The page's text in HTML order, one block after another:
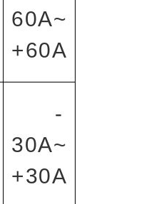
60A~
+60A
-
30A~
+30A